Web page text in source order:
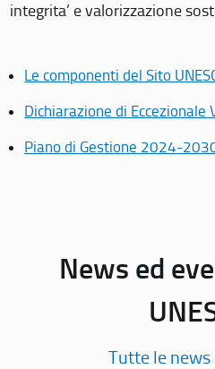
integrita’ e valorizzazione
Le componenti del Sito
Dichiarazione di Eccezionale
Piano di Gestione 2024-
News ed
Tutte le news